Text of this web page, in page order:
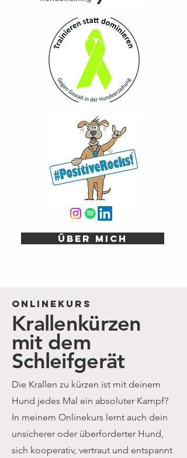
ÜBER MICH
Onlinekurs
Krallenkürzen
mit dem
Schleifgerät
Die Krallen zu kürzen ist mit deinem
Hund jedes Mal ein absoluter Kampf?
In meinem Onlinekurs lernt auch dein
unsicherer oder überforderter Hund,
sich kooperativ, vertraut und entspannt